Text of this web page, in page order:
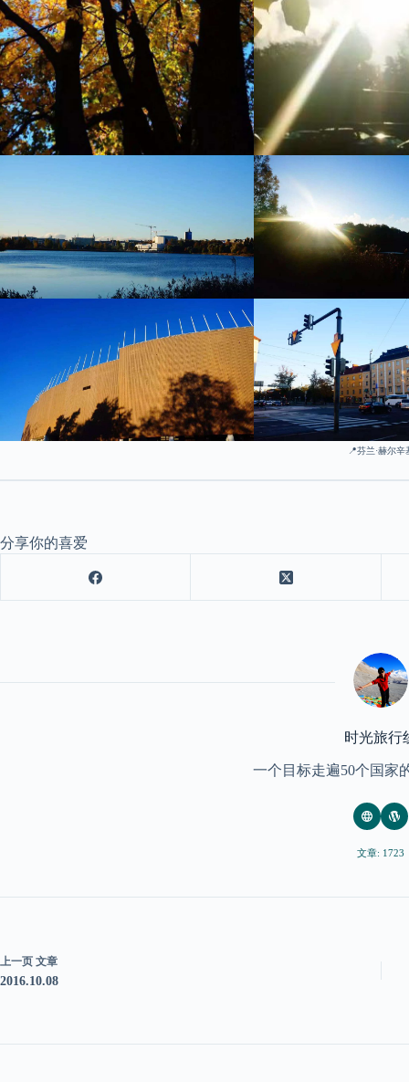
📍芬兰·赫尔辛
分享你的喜爱
时光旅行
一个目标走遍50个国家
文章: 1723
上一页 文章
2016.10.08